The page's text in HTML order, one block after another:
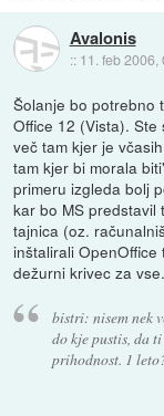
Avalonis
:: 11. feb 2006,
Šolanje bo potrebno
Office 12 (Vista).
več tam kjer je
tam kjer bi morala
primeru izgleda bolj
kar bo MS predstavil
tajnica (oz.
inštalirali
dežurni krivec za vse.
bistri: nisem nek
do kje pustis, da
prihodnost. 1